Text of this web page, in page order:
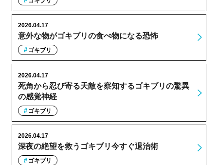
意外な物がゴキブリの食べ物になる恐怖
2026.04.17
ゴキブリ
死角から忍び寄る天敵を察知するゴキブリの驚異
の感覚神経
2026.04.17
ゴキブリ
深夜の絶望を救うゴキブリ今すぐ退治術
2026.04.17
ゴキブリ